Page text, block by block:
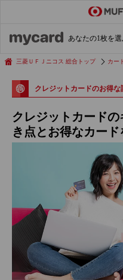
あなたの1枚を
会社経費の支払い 効
三菱ＵＦＪニコス 総合トップ カー
クレジットカードのお得な
クレジットカード
き点とお得なカード